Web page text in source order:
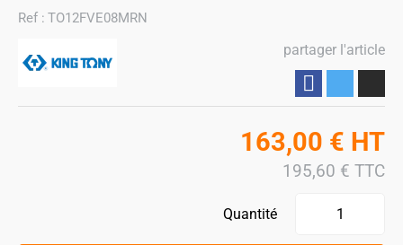
Ref : TO12FVE08MRN
partager l'article
163,00 € HT
195,60 € TTC
Quantité